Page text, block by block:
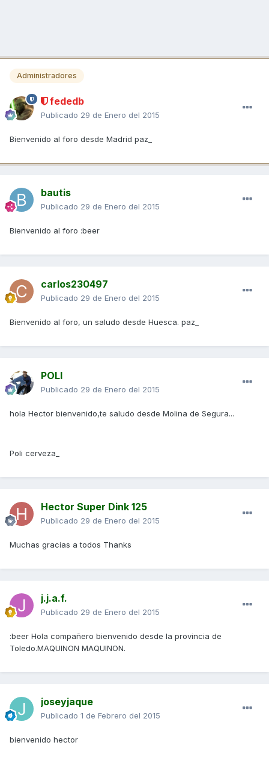
Administradores
fededb
Publicado 29 de Enero del 2015
Bienvenido al foro desde Madrid paz_
bautis
Publicado 29 de Enero del 2015
Bienvenido al foro :beer
carlos230497
Publicado 29 de Enero del 2015
Bienvenido al foro, un saludo desde Huesca. paz_
POLI
Publicado 29 de Enero del 2015
hola Hector bienvenido,te saludo desde Molina de Segura...
Poli cerveza_
Hector Super Dink 125
Publicado 29 de Enero del 2015
Muchas gracias a todos Thanks
j.j.a.f.
Publicado 29 de Enero del 2015
:beer Hola compañero bienvenido desde la provincia de
Toledo.MAQUINON MAQUINON.
joseyjaque
Publicado 1 de Febrero del 2015
bienvenido hector